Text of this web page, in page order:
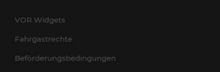
VOR Widgets
Fahrgastrechte
Beförderungsbedingungen